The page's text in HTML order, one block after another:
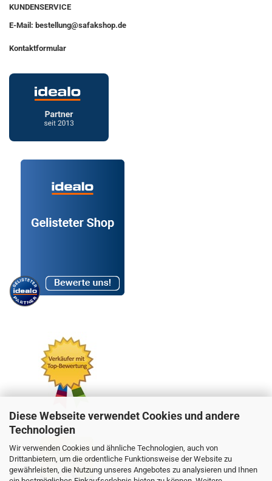
Diese Webseite verwendet Cookies und andere
Technologien
Wir verwenden Cookies und ähnliche Technologien, auch von
Drittanbietern, um die ordentliche Funktionsweise der Website zu
gewährleisten, die Nutzung unseres Angebotes zu analysieren und Ihnen
KUNDENSERVICE
E-Mail: bestellung@safakshop.de
Kontaktformular